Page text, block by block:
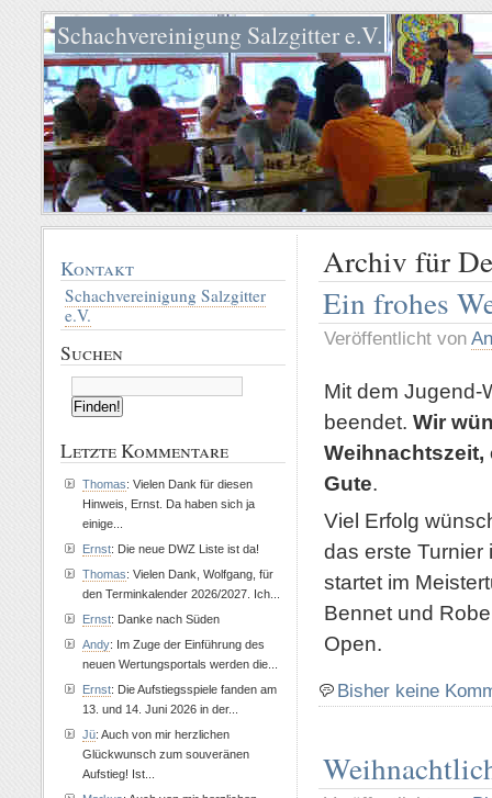
Schachvereinigung Salzgitter e.V.
Archiv für
Ein frohes
Veröffentlicht von
Mit dem Jugend-
beendet. Wir
Weihnachtszeit,
Gute.
Viel Erfolg
das erste Turnier
startet im
Bennet und
Open.
Bisher keine
Kontakt
Schachvereinigung Salzgitter
e.V.
Suchen
Letzte Kommentare
Thomas: Vielen Dank für diesen
Hinweis, Ernst. Da haben sich ja
einige...
Ernst: Die neue DWZ Liste ist da!
Thomas: Vielen Dank, Wolfgang, für
den Terminkalender 2026/2027. Ich...
Ernst: Danke nach Süden
Andy: Im Zuge der Einführung des
neuen Wertungsportals werden die...
Ernst: Die Aufstiegsspiele fanden am
13. und 14. Juni 2026 in der...
Jü: Auch von mir herzlichen
Glückwunsch zum souveränen
Aufstieg! Ist...